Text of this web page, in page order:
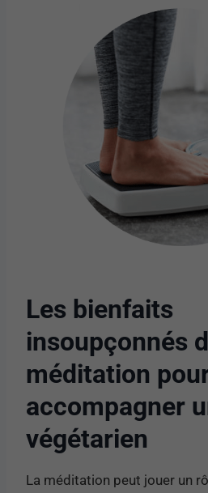
Les bienfaits
insoupçonnés
méditation
accompagner
végétarien
La méditation peut jouer un